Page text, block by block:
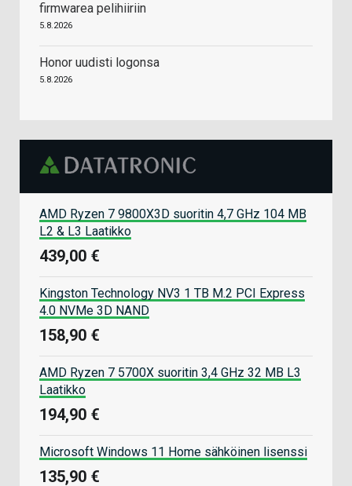
firmwarea pelihiiriin
5.8.2026
Honor uudisti logonsa
5.8.2026
AMD Ryzen 7 9800X3D suoritin 4,7 GHz 104 MB
L2 & L3 Laatikko
439,00 €
Kingston Technology NV3 1 TB M.2 PCI Express
4.0 NVMe 3D NAND
158,90 €
AMD Ryzen 7 5700X suoritin 3,4 GHz 32 MB L3
Laatikko
194,90 €
Microsoft Windows 11 Home sähköinen lisenssi
135,90 €